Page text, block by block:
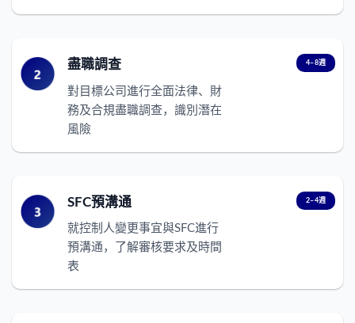
盡職調查
對目標公司進行全面法律、財
務及合規盡職調查，識別潛在
風險
4–8週
SFC預溝通
就控制人變更事宜與SFC進行
預溝通，了解審核要求及時間
表
2–4週